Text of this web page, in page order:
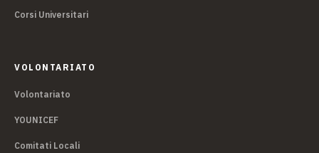
Corsi Universitari
VOLONTARIATO
Volontariato
YOUNICEF
Comitati Locali